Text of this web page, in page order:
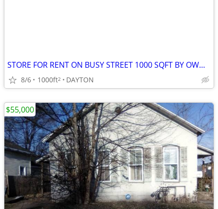
STORE FOR RENT ON BUSY STREET 1000 SQFT BY OWNER
8/6 1000ft2 DAYTON
$55,000